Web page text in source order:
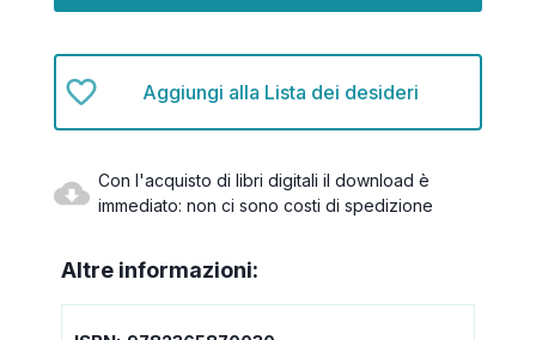
Aggiungi alla Lista dei desideri
Con l'acquisto di libri digitali il download è
immediato: non ci sono costi di spedizione
Altre informazioni: